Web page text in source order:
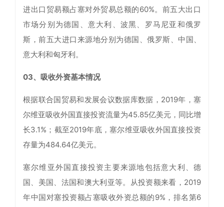
进出口贸易额占塞对外贸易总额的60%。前五大出口
市场分别为德国、意大利、波黑、罗马尼亚和俄罗
斯，前五大进口来源地分别为德国、俄罗斯、中国、
意大利和匈牙利。
03、吸收外资基本情况
根据联合国贸易和发展会议数据库数据，2019年，塞
尔维亚吸收外国直接投资流量为45.85亿美元，同比增
长3.1%；截至2019年底，塞尔维亚吸收外国直接投资
存量为484.64亿美元。
塞尔维亚外国直接投资主要来源地包括意大利、德
国、美国、法国和澳大利亚等。从投资额来看，2019
年中国对塞投资额占塞吸收外资总额的9%，排名第6